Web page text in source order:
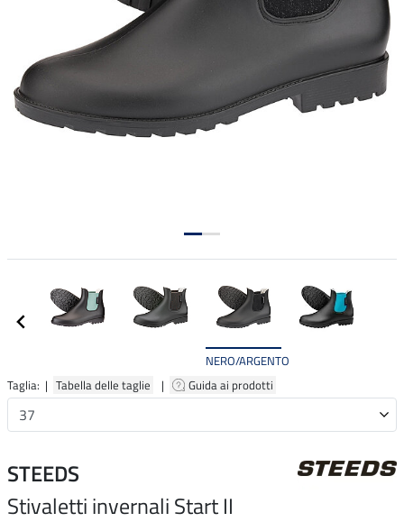
NERO/ARGENTO
Taglia: | Tabella delle taglie | Guida ai prodotti
STEEDS
Stivaletti invernali Start II